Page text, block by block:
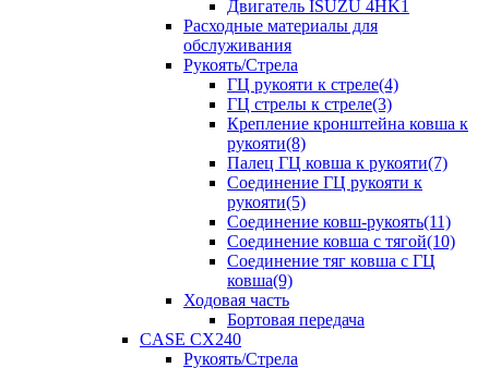
Двигатель ISUZU 4HK1
Расходные материалы для
обслуживания
Рукоять/Стрела
ГЦ рукояти к стреле(4)
ГЦ стрелы к стреле(3)
Крепление кронштейна ковша к
рукояти(8)
Палец ГЦ ковша к рукояти(7)
Соединение ГЦ рукояти к
рукояти(5)
Соединение ковш-рукоять(11)
Соединение ковша с тягой(10)
Соединение тяг ковша с ГЦ
ковша(9)
Ходовая часть
Бортовая передача
CASE CX240
Рукоять/Стрела